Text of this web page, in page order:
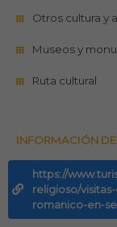
Otros cultura y
Museos y
Ruta cultural
INFORMACIÓN
https://
religioso/
romanico-en-